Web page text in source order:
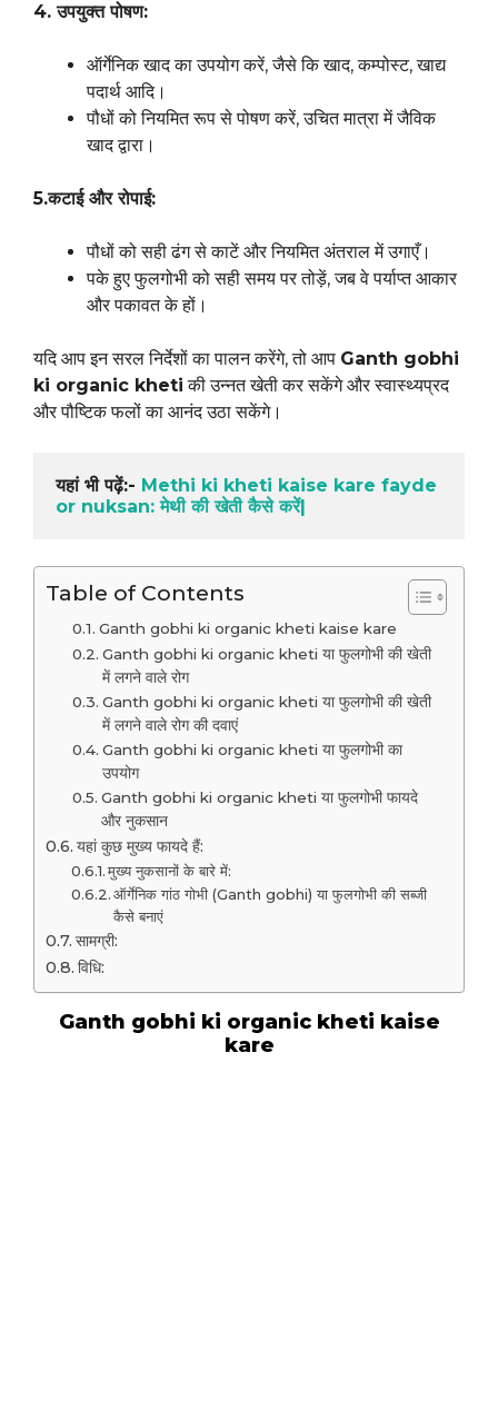
4. उपयुक्त पोषण:
ऑर्गेनिक खाद का उपयोग करें, जैसे कि खाद, कम्पोस्ट, खाद्य
पदार्थ आदि।
पौधों को नियमित रूप से पोषण करें, उचित मात्रा में जैविक
खाद द्वारा।
5.कटाई और रोपाई:
पौधों को सही ढंग से काटें और नियमित अंतराल में उगाएँ।
पके हुए फुलगोभी को सही समय पर तोड़ें, जब वे पर्याप्त आकार
और पकावत के हों।
यदि आप इन सरल निर्देशों का पालन करेंगे, तो आप Ganth gobhi
ki organic kheti की उन्नत खेती कर सकेंगे और स्वास्थ्यप्रद
और पौष्टिक फलों का आनंद उठा सकेंगे।
यहां भी पढ़ें:- Methi ki kheti kaise kare fayde
or nuksan: मेथी की खेती कैसे करें|
Table of Contents
Ganth gobhi ki organic kheti kaise kare
Ganth gobhi ki organic kheti या फुलगोभी की खेती
में लगने वाले रोग
Ganth gobhi ki organic kheti या फुलगोभी की खेती
में लगने वाले रोग की दवाएं
Ganth gobhi ki organic kheti या फुलगोभी का
उपयोग
Ganth gobhi ki organic kheti या फुलगोभी फायदे
और नुकसान
यहां कुछ मुख्य फायदे हैं:
मुख्य नुकसानों के बारे में:
ऑर्गेनिक गांठ गोभी (Ganth gobhi) या फुलगोभी की सब्जी
कैसे बनाएं
सामग्री:
विधि:
Ganth gobhi ki organic kheti kaise
kare